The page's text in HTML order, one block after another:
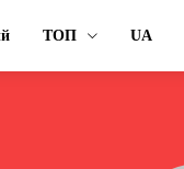
ТОП UA